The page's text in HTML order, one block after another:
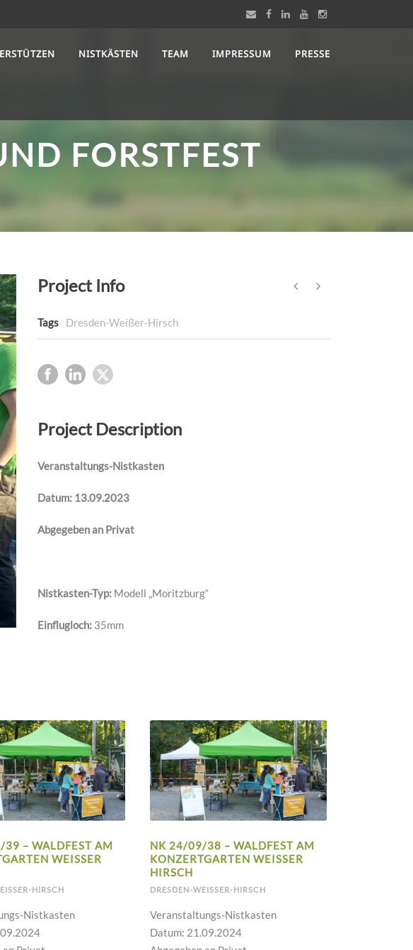
NISTKÄSTEN TEAM IMPRESSUM PRESSE
FORSTFEST
Project Info
Tags Dresden-Weißer-Hirsch
Project Description
Veranstaltungs-Nistkasten
Datum: 13.09.2023
Abgegeben an Privat
Nistkasten-Typ: Modell „Moritzburg“
Einflugloch: 35mm
– WALDFEST AM
WEISSER H
HIRSCH
Nistkasten
NK 24/09/38 – WALDFEST AM
KONZERTGARTEN WEISSER H
IRSCH
DRESDEN-WEISSER-HIRSCH
Veranstaltungs-Nistkasten
Datum: 21.09.2024